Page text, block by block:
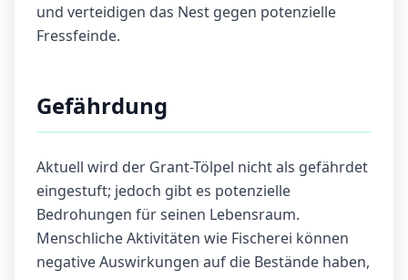
und verteidigen das Nest gegen potenzielle
Fressfeinde.
Gefährdung
Aktuell wird der Grant-Tölpel nicht als gefährdet
eingestuft; jedoch gibt es potenzielle
Bedrohungen für seinen Lebensraum.
Menschliche Aktivitäten wie Fischerei können
negative Auswirkungen auf die Bestände haben,